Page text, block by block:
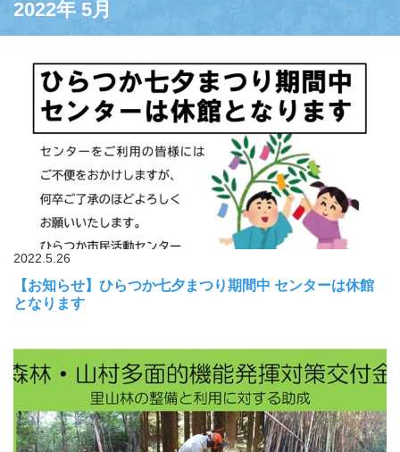
2022年 5月
2022.5.26
【お知らせ】ひらつか七夕まつり期間中 センターは休館
となります